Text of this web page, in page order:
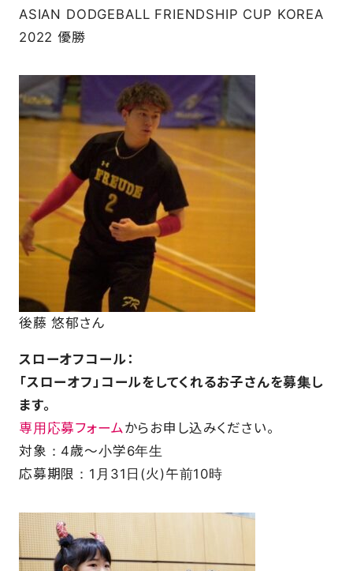
ASIAN DODGEBALL FRIENDSHIP CUP KOREA
2022 優勝
後藤 悠郁さん
スローオフコール：
「スローオフ」コールをしてくれるお子さんを募集し
ます。
専用応募フォームからお申し込みください。
対象：4歳～小学6年生
応募期限：1月31日(火)午前10時